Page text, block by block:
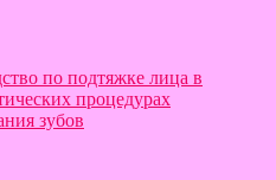
по подтяжке лица в
процедурах
зубов